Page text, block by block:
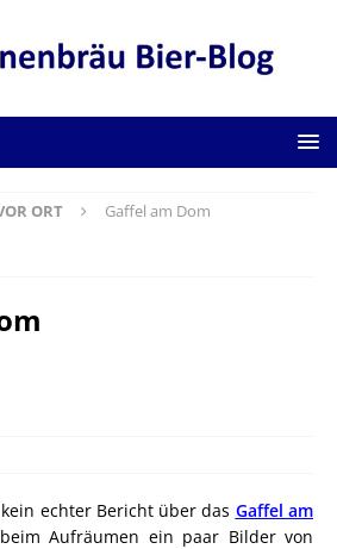
ORT
Gaffel am Dom
echter Bericht über das Gaffel am
Aufräumen ein paar Bilder von